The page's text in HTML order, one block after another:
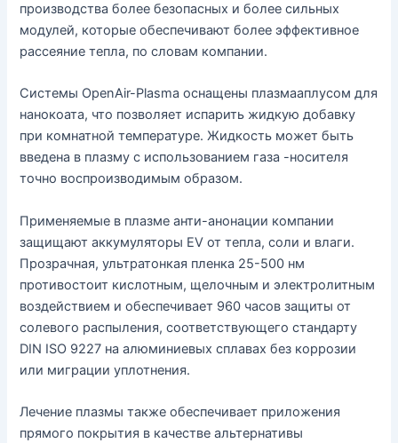
производства более безопасных и более сильных
модулей, которые обеспечивают более эффективное
рассеяние тепла, по словам компании.
Системы OpenAir-Plasma оснащены плазмааплусом для
нанокоата, что позволяет испарить жидкую добавку
при комнатной температуре. Жидкость может быть
введена в плазму с использованием газа -носителя
точно воспроизводимым образом.
Применяемые в плазме анти-анонации компании
защищают аккумуляторы EV от тепла, соли и влаги.
Прозрачная, ультратонкая пленка 25-500 нм
противостоит кислотным, щелочным и электролитным
воздействием и обеспечивает 960 часов защиты от
солевого распыления, соответствующего стандарту
DIN ISO 9227 на алюминиевых сплавах без коррозии
или миграции уплотнения.
Лечение плазмы также обеспечивает приложения
прямого покрытия в качестве альтернативы